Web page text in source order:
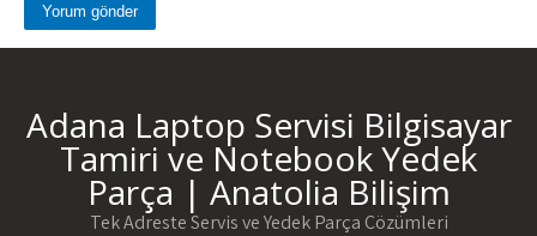
Adana Laptop Servisi Bilgisayar
Tamiri ve Notebook Yedek
Parça | Anatolia Bilişim
Tek Adreste Servis ve Yedek Parça Çözümleri